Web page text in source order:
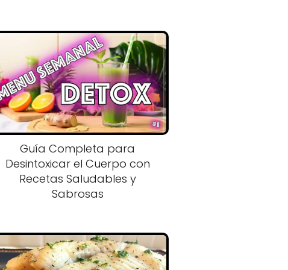
Guía Completa para
Desintoxicar el Cuerpo con
Recetas Saludables y
Sabrosas